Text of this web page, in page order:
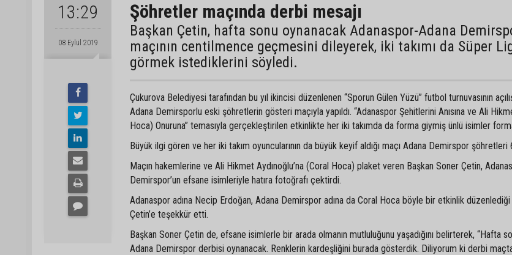
13:29
08 Eylül 2019
Şöhretler maçında derbi mesajı
Başkan Çetin, hafta sonu oynanacak Adanaspor-Adana
maçının centilmence geçmesini dileyerek, iki takımı da Süper
görmek istediklerini söyledi.
Çukurova Belediyesi tarafından bu yıl ikincisi düzenlenen “Sporun Gülen Yüzü” futbol turnuvasının
Adana Demirsporlu eski şöhretlerin gösteri maçıyla yapıldı. “Adanaspor Şehitlerini Anısına ve Ali
Hoca) Onuruna” temasıyla gerçekleştirilen etkinlikte her iki takımda da forma giymiş ünlü isimler
Büyük ilgi gören ve her iki takım oyuncularının da büyük keyif aldığı maçı Adana Demirspor şöhretleri
Maçın hakemlerine ve Ali Hikmet Aydınoğlu’na (Coral Hoca) plaket veren Başkan Soner Çetin,
Demirspor’un efsane isimleriyle hatıra fotoğrafı çektirdi.
Adanaspor adına Necip Erdoğan, Adana Demirspor adına da Coral Hoca böyle bir etkinlik
Çetin’e teşekkür etti.
Başkan Soner Çetin de, efsane isimlerle bir arada olmanın mutluluğunu yaşadığını belirterek, “Hafta
Adana Demirspor derbisi oynanacak. Renklerin kardeşliğini burada gösterdik. Diliyorum ki derbi